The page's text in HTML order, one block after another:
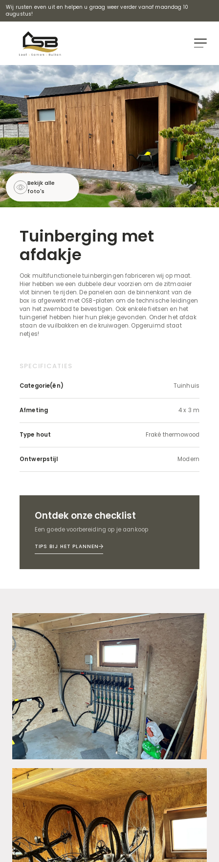
Wij rusten even uit en helpen u graag weer verder vanaf maandag 10
augustus!
Bekijk alle
foto's
Tuinberging met
afdakje
Ook multifunctionele tuinbergingen fabriceren wij op maat.
Hier hebben we een dubbele deur voorzien om de zitmaaier
vlot binnen te rijden. De panelen aan de binnenkant van de
box is afgewerkt met OSB-platen om de technische leidingen
van het zwembad te bevestigen. Ook enkele fietsen en het
tuingerief hebben hier hun plekje gevonden. Onder het afdak
staan de vuilbakken en de kruiwagen. Opgeruimd staat
netjes!
SPECIFICATIES
Categorie(ën) Tuinhuis
Afmeting 4 x 3 m
Type hout Fraké thermowood
Ontwerpstijl Modern
Ontdek onze checklist
Een goede voorbereiding op je aankoop
TIPS BIJ HET PLANNEN